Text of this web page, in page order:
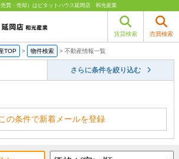
売買・売却）はピタットハウス延岡店 和光産業
賃貸検索 売買検索
TOP > 物件検索 > 不動産情報一覧
さらに条件を絞り込む
の条件で新着メールを登録